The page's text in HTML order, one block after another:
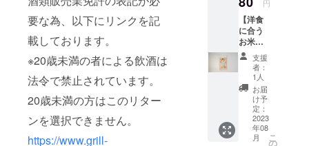
要な為、以下にリンクを記
載しております。
※20歳未満の者による飲酒は
法令で禁止されています。
20歳未満の方はこのリター
ンを選択できません。
https://www.grill-
でも使
用可能
※利用期
限：
2024年
3月末ま
で ※お
つりは
でませ
円
【洋食
に合う
お米で
応
援！】
お米
300g2
合 お
茶碗約4
杯分
…１
袋 お
支援
者：
1人
お届
け予
定：
2023
年08
月
こ
の